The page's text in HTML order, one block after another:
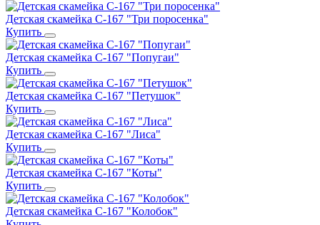
Детская скамейка С-167 "Три поросенка"
Купить
Детская скамейка С-167 "Попугаи"
Купить
Детская скамейка С-167 "Петушок"
Купить
Детская скамейка С-167 "Лиса"
Купить
Детская скамейка С-167 "Коты"
Купить
Детская скамейка С-167 "Колобок"